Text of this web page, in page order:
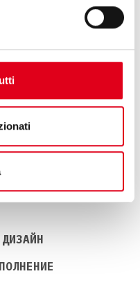
системы, в том числе